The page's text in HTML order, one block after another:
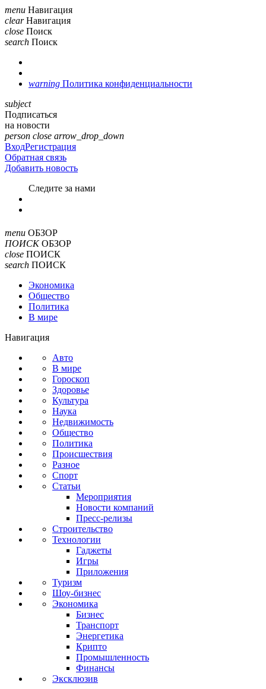
menu Навигация
clear Навигация
close Поиск
search Поиск
warning Политика конфиденциальности
subject
Подписаться
на новости
person close arrow_drop_down
ВходРегистрация
Обратная связь
Добавить новость
Cледите за нами
menu ОБЗОР
ПОИСК ОБЗОР
close ПОИСК
search ПОИСК
Экономика
Общество
Политика
В мире
Навигация
Авто
В мире
Гороскоп
Здоровье
Культура
Наука
Недвижимость
Общество
Политика
Происшествия
Разное
Спорт
Статьи
Мероприятия
Новости компаний
Пресс-релизы
Строительство
Технологии
Гаджеты
Игры
Приложения
Туризм
Шоу-бизнес
Экономика
Бизнес
Транспорт
Энергетика
Крипто
Промышленность
Финансы
Эксклюзив